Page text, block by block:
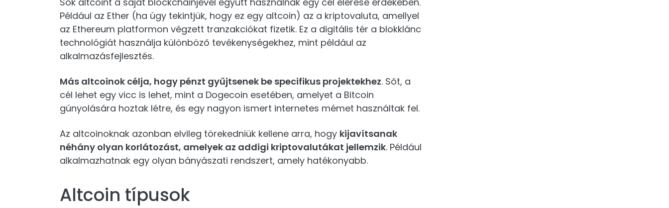
Például az Ether (ha úgy tekintjük, hogy ez egy altcoin) az a kriptovaluta, amellyel
az Ethereum platformon végzett tranzakciókat fizetik. Ez a digitális tér a blokklánc
technológiát használja különböző tevékenységekhez, mint például az
alkalmazásfejlesztés.
Más altcoinok célja, hogy pénzt gyűjtsenek be specifikus projektekhez. Sőt, a
cél lehet egy vicc is lehet, mint a Dogecoin esetében, amelyet a Bitcoin
gúnyolására hoztak létre, és egy nagyon ismert internetes mémet használtak fel.
Az altcoinoknak azonban elvileg törekedniük kellene arra, hogy kijavítsanak
néhány olyan korlátozást, amelyek az addigi kriptovalutákat jellemzik. Például
alkalmazhatnak egy olyan bányászati rendszert, amely hatékonyabb.
Altcoin típusok